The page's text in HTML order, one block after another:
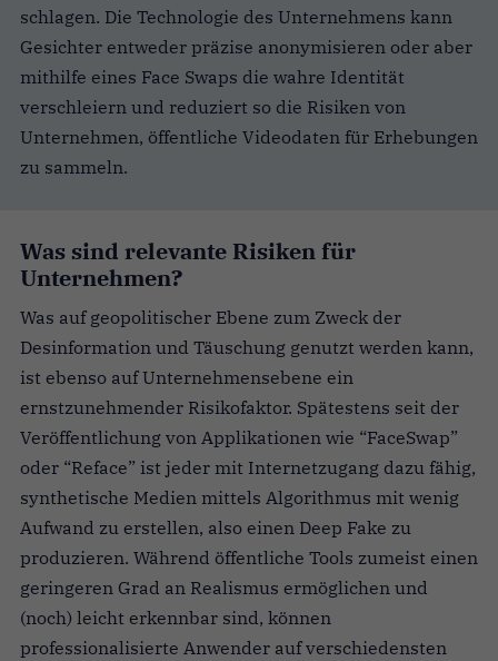
schlagen. Die Technologie des Unternehmens kann
Gesichter entweder präzise anonymisieren oder aber
mithilfe eines Face Swaps die wahre Identität
verschleiern und reduziert so die Risiken von
Unternehmen, öffentliche Videodaten für Erhebungen
zu sammeln.
Was sind relevante Risiken für
Unternehmen?
Was auf geopolitischer Ebene zum Zweck der
Desinformation und Täuschung genutzt werden kann,
ist ebenso auf Unternehmensebene ein
ernstzunehmender Risikofaktor. Spätestens seit der
Veröffentlichung von Applikationen wie “FaceSwap”
oder “Reface” ist jeder mit Internetzugang dazu fähig,
synthetische Medien mittels Algorithmus mit wenig
Aufwand zu erstellen, also einen Deep Fake zu
produzieren. Während öffentliche Tools zumeist einen
geringeren Grad an Realismus ermöglichen und
(noch) leicht erkennbar sind, können
professionalisierte Anwender auf verschiedensten